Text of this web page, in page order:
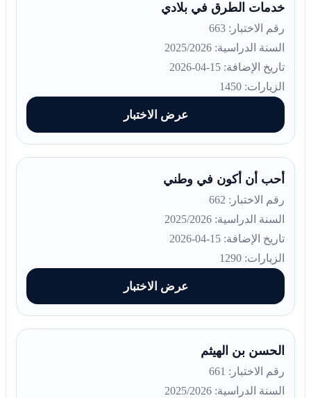
خدمات الطرق في بلادي
رقم الاختبار: 663
السنة الدراسية: 2025/2026
تاريخ الإضافة: 15-04-2026
الزيارات: 1450
عرض الاختبار
أحب أن أكون في وطني
رقم الاختبار: 662
السنة الدراسية: 2025/2026
تاريخ الإضافة: 15-04-2026
الزيارات: 1290
عرض الاختبار
الحسن بن الهيثم
رقم الاختبار: 661
السنة الدراسية: 2025/2026